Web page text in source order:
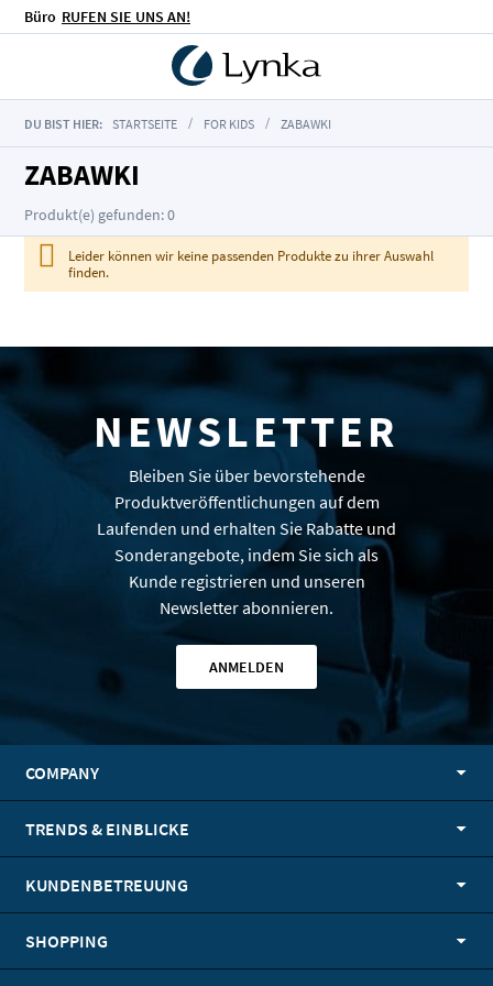
Büro RUFEN SIE UNS AN!
DU BIST HIER: STARTSEITE FOR KIDS ZABAWKI
ZABAWKI
Produkt(e) gefunden: 0
Leider können wir keine passenden Produkte zu ihrer Auswahl
finden.
NEWSLETTER
Bleiben Sie über bevorstehende
Produktveröffentlichungen auf dem
Laufenden und erhalten Sie Rabatte und
Sonderangebote, indem Sie sich als
Kunde registrieren und unseren
Newsletter abonnieren.
ANMELDEN
COMPANY
TRENDS & EINBLICKE
KUNDENBETREUUNG
SHOPPING